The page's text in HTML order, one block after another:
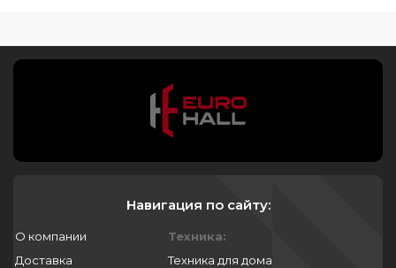
Навигация по сайту:
О компании
Доставка
Техника:
Техника для дома